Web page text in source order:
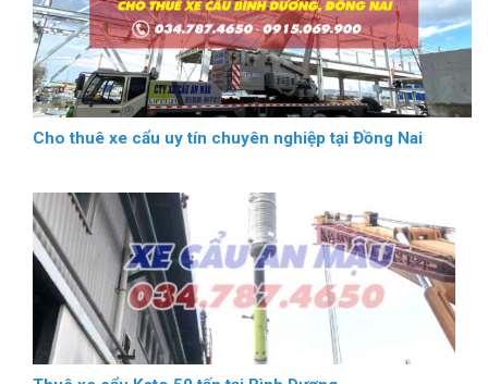
Cho thuê xe cẩu uy tín chuyên nghiệp tại Đồng Nai